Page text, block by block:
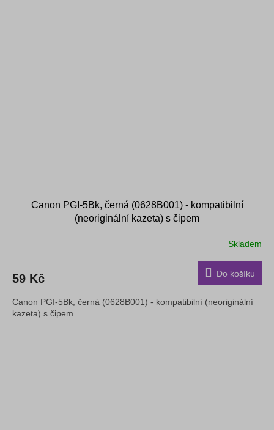
Canon PGI-5Bk, černá (0628B001) - kompatibilní
(neoriginální kazeta) s čipem
Skladem
59 Kč Do košíku
Canon PGI-5Bk, černá (0628B001) - kompatibilní (neoriginální
kazeta) s čipem